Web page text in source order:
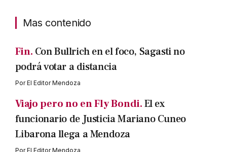
Mas contenido
Fin. Con Bullrich en el foco, Sagasti no
podrá votar a distancia
PorEl Editor Mendoza
Viajo pero no en Fly Bondi.El ex
funcionario de Justicia Mariano Cuneo
Libarona llega a Mendoza
PorEl Editor Mendoza